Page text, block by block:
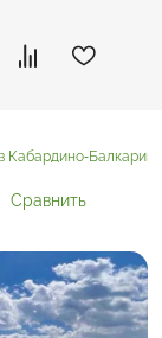
Кабардино-
Сравнить